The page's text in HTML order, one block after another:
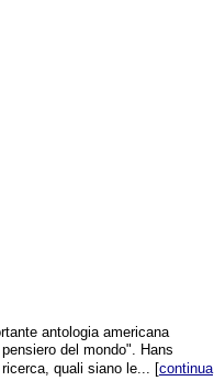
antologia americana
del mondo". Hans
quali siano le... [continua